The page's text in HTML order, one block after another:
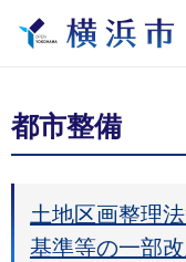
都市整備
土地区画整理
基準等の一部